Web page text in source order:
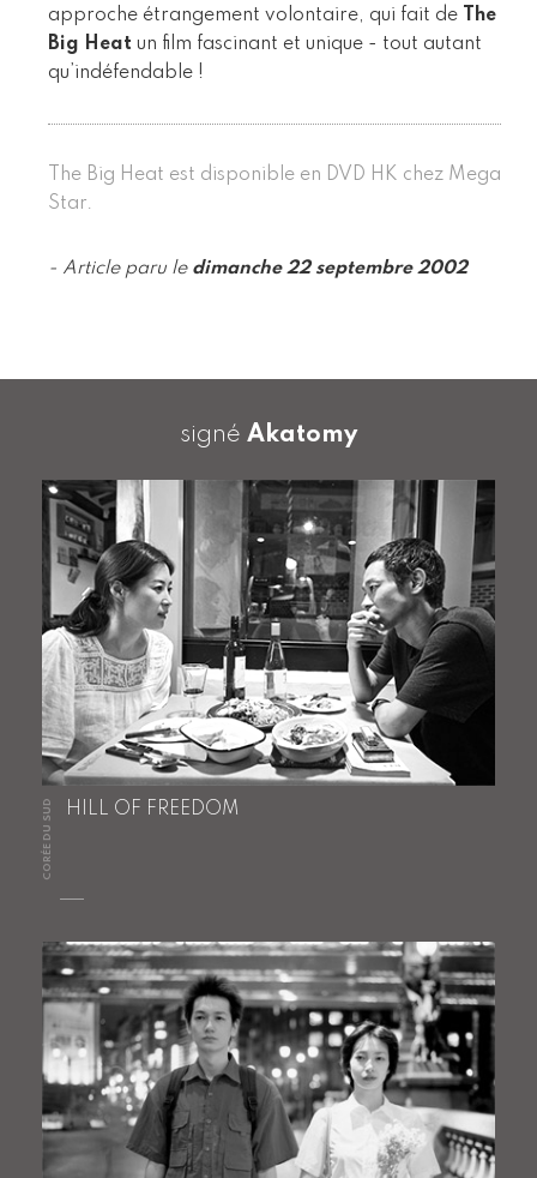
approche étrangement volontaire, qui fait de
The
Big Heat un film fascinant et unique - tout autant
qu’indéfendable !
The Big Heat est disponible en DVD HK chez Mega
Star.
- Article paru le dimanche 22 septembre 2002
signé Akatomy
CORÉE DU SUD HILL OF FREEDOM